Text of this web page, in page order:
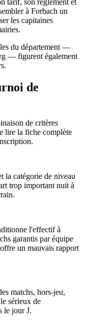
tarif, son règlement et
à Forbach un
les capitaines
du département —
— figurent également
de
de critères
lire la fiche complète
la catégorie de niveau
trop important nuit à
l'effectif à
garantis par équipe
un mauvais rapport
matchs, hors-jeu,
sérieux de
le jour J.